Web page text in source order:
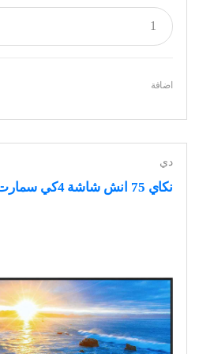
اضافة
دي
نكاي 75 انش شاشة 4كي سمارت اتش دي ال اي دي